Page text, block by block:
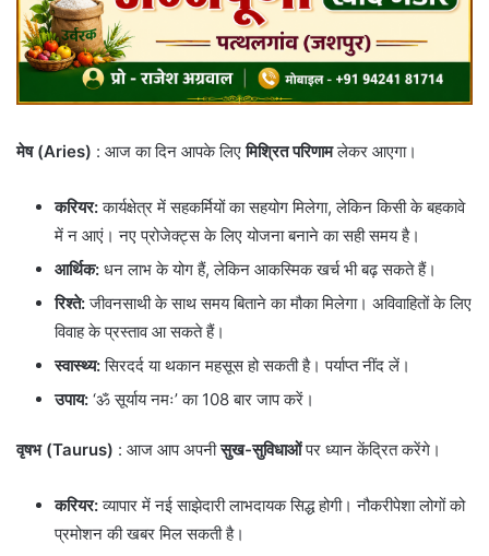
मेष (Aries) : आज का दिन आपके लिएमिश्रित परिणामलेकर आएगा।
करियर:कार्यक्षेत्र में सहकर्मियों का सहयोग मिलेगा, लेकिन किसी के बहकावे
में न आएं। नए प्रोजेक्ट्स के लिए योजना बनाने का सही समय है।
आर्थिक: धन लाभ के योग हैं, लेकिन आकस्मिक खर्च भी बढ़ सकते हैं।
रिश्ते:जीवनसाथी के साथ समय बिताने का मौका मिलेगा। अविवाहितों के लिए
विवाह के प्रस्ताव आ सकते हैं।
स्वास्थ्य:सिरदर्द या थकान महसूस हो सकती है। पर्याप्त नींद लें।
उपाय: ‘ॐ सूर्याय नमः’ का 108 बार जाप करें।
वृषभ (Taurus) : आज आप अपनीसुख-सुविधाओंपर ध्यान केंद्रित करेंगे।
करियर:व्यापार में नई साझेदारी लाभदायक सिद्ध होगी। नौकरीपेशा लोगों को
प्रमोशन की खबर मिल सकती है।